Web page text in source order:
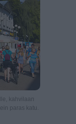
kahvilaan
paras katu.